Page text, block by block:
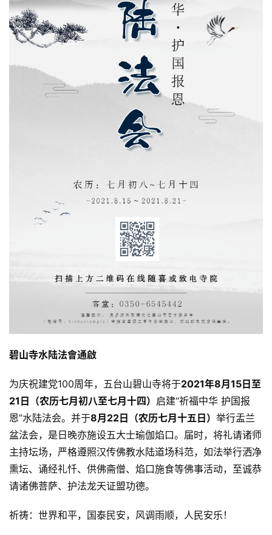
碧山寺水陆法會通啟
为庆祝建党100周年，五台山碧山寺将于2021年8月15日至
21日（农历七月初八至七月十四） 启建“祈福中华 护国报
恩”水陆法会。并于8月22日（农历七月十五日） 举行盂兰
盆法会，是日晚亦施设五大士瑜伽焰口。届时，将礼请诸师
主持坛场，严格遵照汉传佛教水陆道场科范，如法举行洒净
熏坛、诵经礼忏、供佛斋僧、焰口施食等佛事活动，至诚恭
请诸佛菩萨、护法龙天证盟功德。
祈祷：世界和平，国泰民安，风调雨顺，人民安乐！